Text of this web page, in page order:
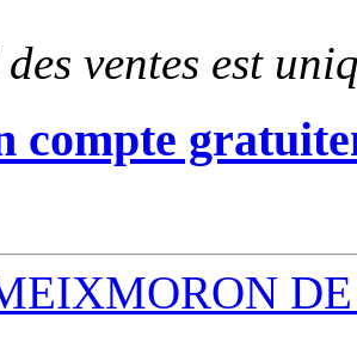
ventes est
compte